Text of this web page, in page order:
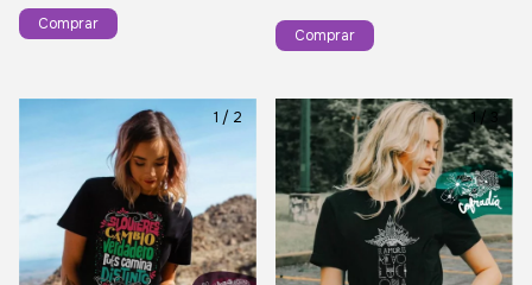
Comprar
Comprar
1 / 2 1 /